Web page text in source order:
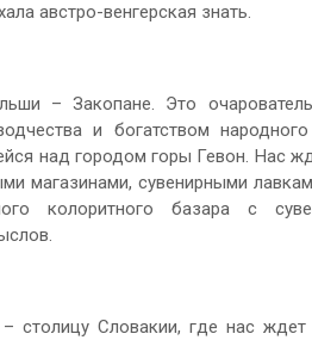
австро-венгерская знать.
– Закопане. Это
и богатством
над городом горы Гевон. Нас
магазинами, сувенирными
колоритного базара с
Словакии, где нас